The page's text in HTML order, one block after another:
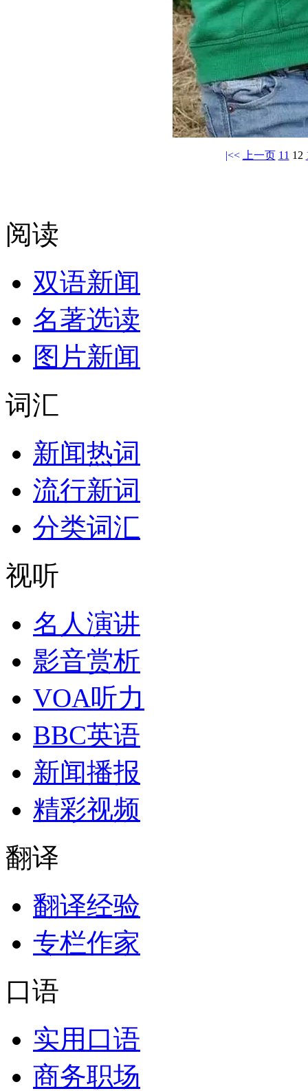
|<< 上一页 11 12
阅读
双语新闻
名著选读
图片新闻
词汇
新闻热词
流行新词
分类词汇
视听
名人演讲
影音赏析
VOA听力
BBC英语
新闻播报
精彩视频
翻译
翻译经验
专栏作家
口语
实用口语
商务职场